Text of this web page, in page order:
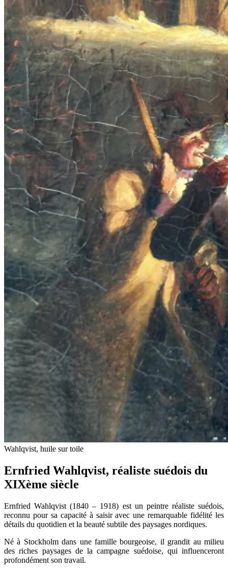
Wahlqvist, huile sur toile
Ernfried Wahlqvist, réaliste suédois du
XIXème siècle
Ernfried Wahlqvist (1840 – 1918) est un peintre réaliste suédois,
reconnu pour sa capacité à saisir avec une remarquable fidélité les
détails du quotidien et la beauté subtile des paysages nordiques.
Né à Stockholm dans une famille bourgeoise, il grandit au milieu
des riches paysages de la campagne suédoise, qui influenceront
profondément son travail.